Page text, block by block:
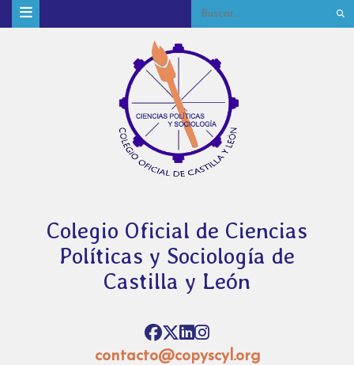
Colegio Oficial de Ciencias
Políticas y Sociología de
Castilla y León
contacto@copyscyl.org